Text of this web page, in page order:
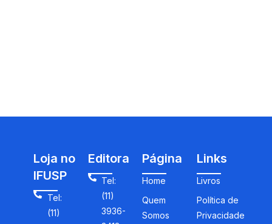
Loja no
IFUSP
Tel:
(11)
Editora
Tel:
(11)
3936-
Página
Home
Quem
Somos
Links
Livros
Política de
Privacidade